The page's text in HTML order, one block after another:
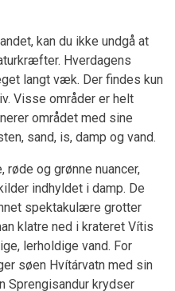
kan du ikke undgå at
Hverdagens
langt væk. Der findes kun
Visse områder er helt
området med sine
sand, is, damp og vand.
og grønne nuancer,
indhyldet i damp. De
spektakulære grotter
klatre ned i krateret Vítis
lerholdige vand. For
søen Hvítárvatn med sin
Sprengisandur krydser